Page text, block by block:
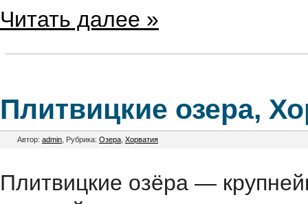
Читать далее »
Плитвицкие озера,
Автор: admin , Рубрика: Озера Хорватия
Плитвицкие озёра —